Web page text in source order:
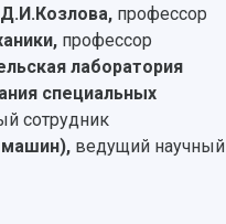
профессор
профессор
лаборатория
специальных
сотрудник
машин), ведущий научный